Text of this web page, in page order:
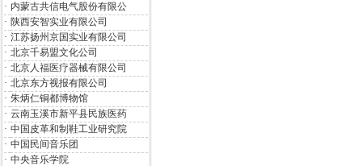
· 内蒙古共信电气股份有限公
· 陕西安智实业有限公司
· 江苏扬州京国实业有限公司
· 北京千易盟文化公司
· 北京人福医疗器械有限公司
· 北京东方视报有限公司
· 朱炳仁铜都博物馆
· 云南玉溪市新平县民族医药
· 中国皮革和制鞋工业研究院
· 中国民间音乐团
· 中央音乐学院